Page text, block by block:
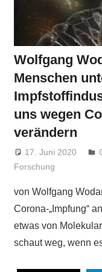
Wolfgang
Menschen
uns wegen
verändern
17. Juni 2020
Forschung
von Wolfgang
Corona-„Impfung“
etwas von
schaut weg, wenn